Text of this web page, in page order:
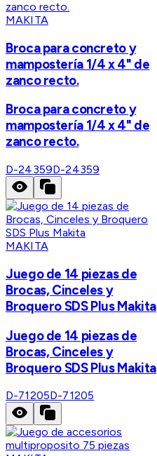
MAKITA
Broca para concreto y
mampostería 1/4 x 4" de
zanco recto.
Broca para concreto y
mampostería 1/4 x 4" de
zanco recto.
D-24359D-24359
MAKITA
Juego de 14 piezas de
Brocas, Cinceles y
Broquero SDS Plus Makita
Juego de 14 piezas de
Brocas, Cinceles y
Broquero SDS Plus Makita
D-71205D-71205